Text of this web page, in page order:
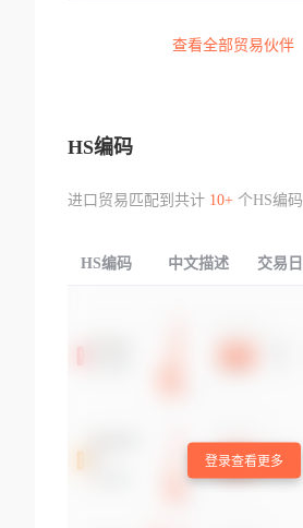
查看全部贸易伙伴
HS编码
进口贸易匹配到共计 10+个HS编码
HS编码 中文描述 交易
登录查看更多